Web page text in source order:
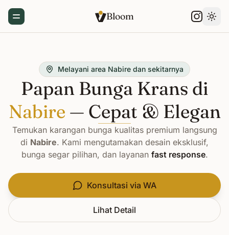
Toggle Menu Bloom
Melayani area Nabire dan sekitarnya
Papan Bunga Krans di
Nabire — Cepat & Elegan
Temukan karangan bunga kualitas premium langsung
di Nabire. Kami mengutamakan desain eksklusif,
bunga segar pilihan, dan layanan fast response.
Konsultasi via WA
Lihat Detail